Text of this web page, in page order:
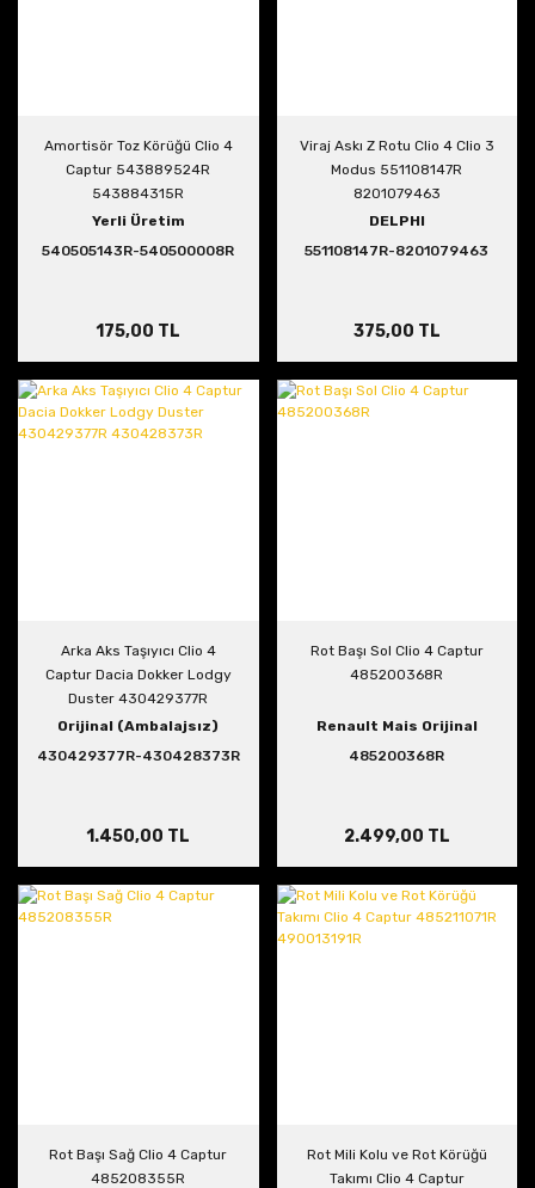
Amortisör Toz Körüğü Clio 4
Captur 543889524R
543884315R
Yerli Üretim
540505143R-540500008R
175,00 TL
Viraj Askı Z Rotu Clio 4 Clio 3
Modus 551108147R
8201079463
DELPHI
551108147R-8201079463
375,00 TL
Arka Aks Taşıyıcı Clio 4
Captur Dacia Dokker Lodgy
Duster 430429377R
430428373R
Orijinal (Ambalajsız)
430429377R-430428373R
1.450,00 TL
Rot Başı Sol Clio 4 Captur
485200368R
Renault Mais Orijinal
485200368R
2.499,00 TL
Rot Başı Sağ Clio 4 Captur
485208355R
Rot Mili Kolu ve Rot Körüğü
Takımı Clio 4 Captur